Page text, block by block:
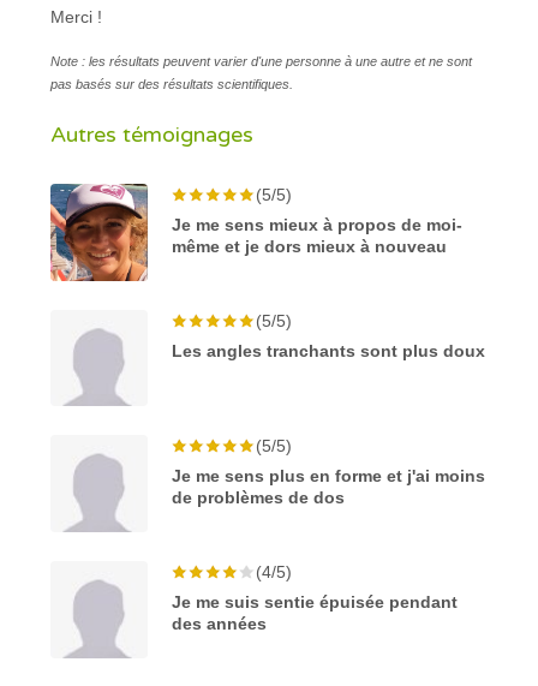
Merci !
Note : les résultats peuvent varier d'une personne à une autre et ne sont
pas basés sur des résultats scientifiques.
Autres témoignages
(5/5)
Je me sens mieux à propos de moi-
même et je dors mieux à nouveau
(5/5)
Les angles tranchants sont plus doux
(5/5)
Je me sens plus en forme et j'ai moins
de problèmes de dos
(4/5)
Je me suis sentie épuisée pendant
des années